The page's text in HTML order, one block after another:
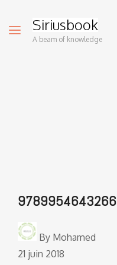
Siriusbook
A beam of knowledge
9789954643266
By Mohamed
21 juin 2018